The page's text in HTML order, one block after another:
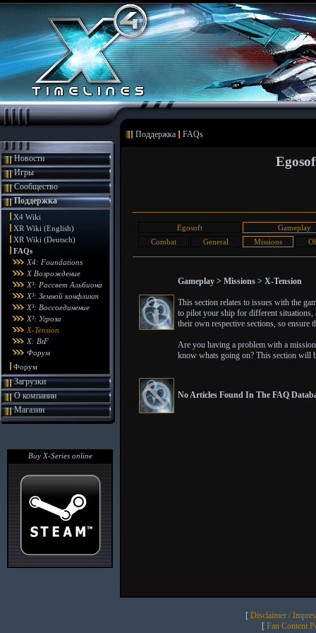
Поддержка FAQs
Новости
Игры
Сообщество
Поддержка
X4 Wiki
XR Wiki (English)
XR Wiki (Deutsch)
FAQs
X4: Foundations
X Возрождение
X³: Рассвет Альбиона
X³: Земной конфликт
X³: Воссоединение
X²: Угроза
X-Tension
X: BtF
Форум
Форум
Загрузки
О компании
Магазин
Buy X-Series online
Egosoft
Gameplay
Combat
General Missions
Gameplay > Missions > X-Tension
This section relates to issues with the
to pilot your ship for different situations,
their own respective sections, so ensure
Are you having a problem with a
know whats going on? This section will
No Articles Found In The FAQ
[ Disclaimer /
[ Fan Content